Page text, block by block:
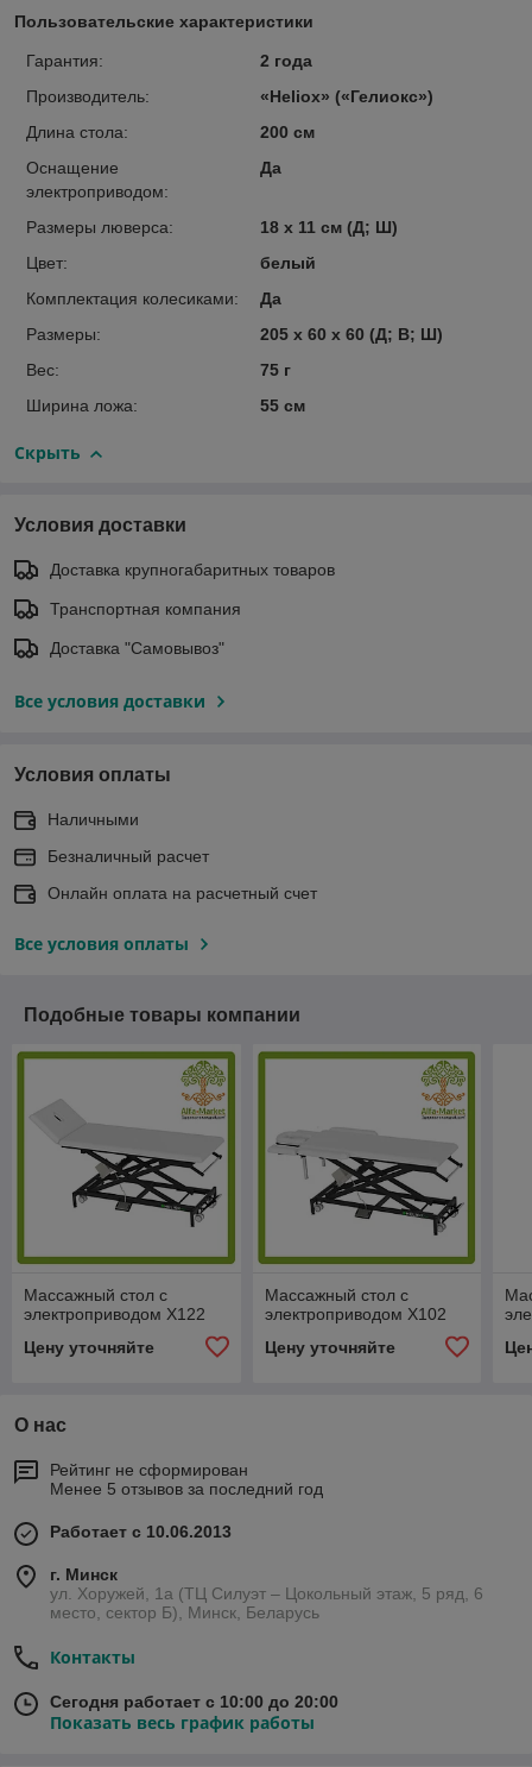
Пользовательские характеристики
Гарантия:
2 года
Производитель:
«Heliox» («Гелиокс»)
Длина стола:
200 см
Оснащение
электроприводом:
Да
Размеры люверса:
18 х 11 см (Д; Ш)
Цвет:
белый
Комплектация колесиками:
Да
Размеры:
205 х 60 х 60 (Д; В; Ш)
Вес:
75 г
Ширина ложа:
55 см
Скрыть
Условия доставки
Доставка крупногабаритных товаров
Транспортная компания
Доставка "Самовывоз"
Все условия доставки
Условия оплаты
Наличными
Безналичный расчет
Онлайн оплата на расчетный счет
Все условия оплаты
Подобные товары компании
Массажный стол c
электроприводом X122
Цену уточняйте
Массажный стол с
электроприводом X102
Цену уточняйте
О нас
Рейтинг не сформирован
Менее 5 отзывов за последний год
Работает с 10.06.2013
г. Минск
ул. Хоружей, 1а (ТЦ Силуэт – Цокольный этаж, 5 ряд, 6
место, сектор Б), Минск, Беларусь
Контакты
Сегодня работает с 10:00 до 20:00
Показать весь график работы